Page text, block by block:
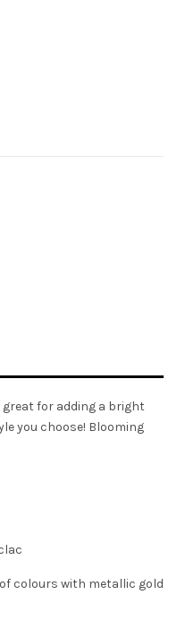
for adding a bright
you choose! Blooming
colours with metallic gold